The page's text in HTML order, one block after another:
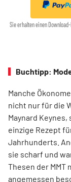
Sie erhalten einen
Buchtipp:
Manche
nicht nur für die
Maynard
einzige Rezept
Jahrhunderts.
sie scharf und
Thesen der MMT
angemessen